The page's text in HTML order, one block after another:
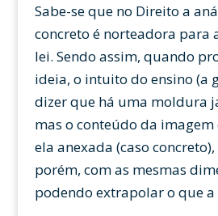
Sabe-se que no Direito a
concreto é norteadora para
lei. Sendo assim, quando
ideia, o intuito do ensino (a
dizer que há uma moldura
mas o conteúdo da
ela anexada (caso
porém, com as mesmas
podendo extrapolar o que